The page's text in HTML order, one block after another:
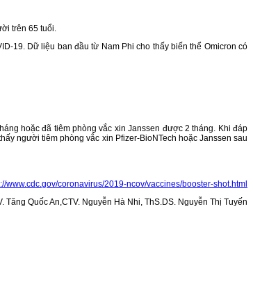
trên 65 tuổi.
19. Dữ liệu ban đầu từ Nam Phi cho thấy biến thể Omicron có
hoặc đã tiêm phòng vắc xin Janssen được 2 tháng. Khi đáp
người tiêm phòng vắc xin Pfizer-BioNTech hoặc Janssen sau
www.cdc.gov/coronavirus/2019-ncov/vaccines/booster-shot.html
Tăng Quốc An,CTV. Nguyễn Hà Nhi, ThS.DS. Nguyễn Thị Tuyến